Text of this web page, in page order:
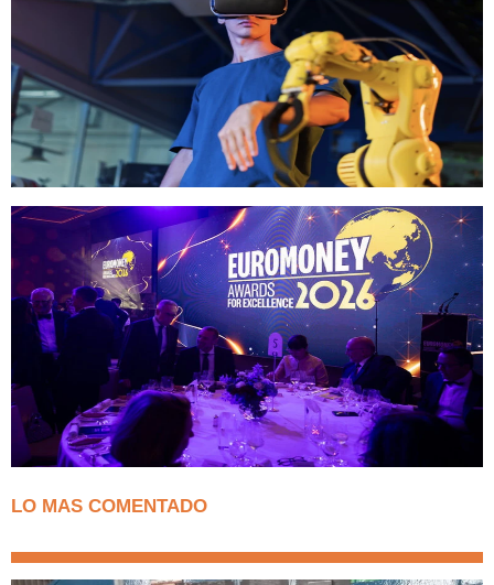
LO MAS COMENTADO